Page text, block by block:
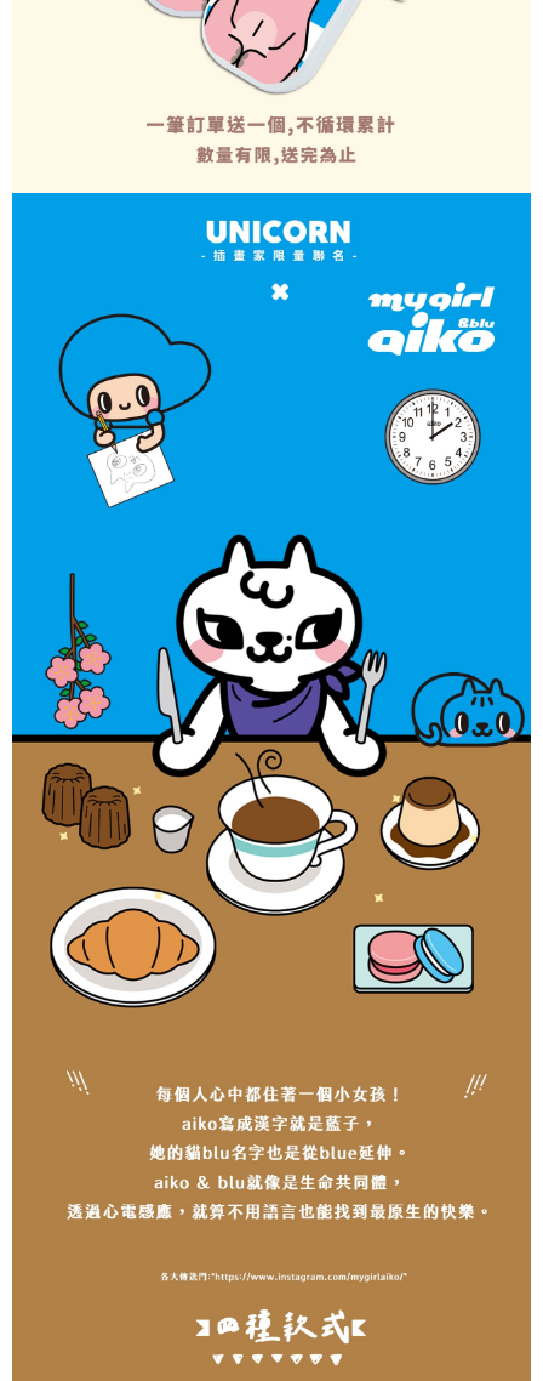
由本公司與您本人進行分期帳單所需資料之確認、核對及更正。
3.完整用戶服務條款，請詳閱以下連結：https://oppay.tw/userRule
是否繳費成功／繳費後需取消欲退款等相關疑問，請聯繫「AFTEE先享後付
https://netprotections.freshdesk.com/support/home
１．透過由恩沛科技股份有限公司提供之「AFTEE先享後付」服務完成之交
易，需依本服務之必要範圍內提供個人資料，並將交易相關給付款項請求債
權轉讓予恩沛科技股份有限公司。
２．關於個人資料處理事宜，請瀏覽以下網址：
「AFTEE先享後付」，若未經同意申辦者引起之損失，本公司不負相關責
時審查核予不同之上限額度；若仍有額度不足之情形，本公司將視審查結果
請求用戶進行身份認證。
５．嚴禁一人註冊多個帳號或使用他人資訊註冊。若發現惡意使用之情形，
恩沛科技股份有限公司將有權停止該用戶之使用額度並採取法律行動。
每筆NT$70，滿NT$899(含以上)免運費
為了避免耽誤您寶貴的收件時間，建議採用宅配方式配送商品。
每筆NT$80，滿NT$1,500(含以上)免運費
EZPost 中華郵政 (*Maximum item weight: 2kg.)